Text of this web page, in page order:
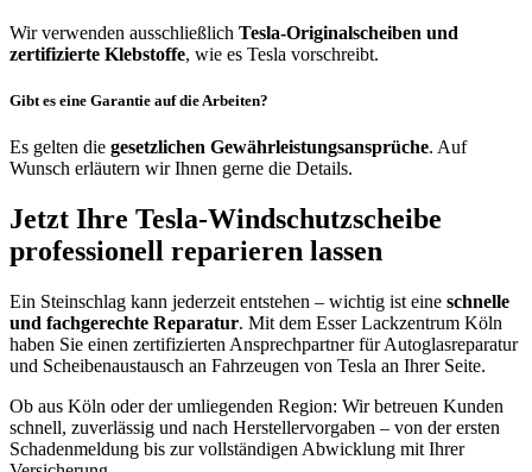
Wir verwenden ausschließlich Tesla-Originalscheiben und
zertifizierte Klebstoffe, wie es Tesla vorschreibt.
Gibt es eine Garantie auf die Arbeiten?
Es gelten die gesetzlichen Gewährleistungsansprüche. Auf
Wunsch erläutern wir Ihnen gerne die Details.
Jetzt Ihre Tesla-Windschutzscheibe
professionell reparieren lassen
Ein Steinschlag kann jederzeit entstehen – wichtig ist eine schnelle
und fachgerechte Reparatur. Mit dem Esser Lackzentrum Köln
haben Sie einen zertifizierten Ansprechpartner für Autoglasreparatur
und Scheibenaustausch an Fahrzeugen von Tesla an Ihrer Seite.
Ob aus Köln oder der umliegenden Region: Wir betreuen Kunden
schnell, zuverlässig und nach Herstellervorgaben – von der ersten
Schadenmeldung bis zur vollständigen Abwicklung mit Ihrer